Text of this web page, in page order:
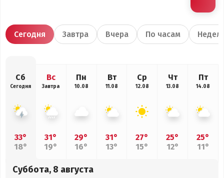
Сегодня Завтра Вчера По часам
Сб
Сегодня
33°
18°
Вс
Завтра
31°
19°
Пн
10.08
29°
16°
Вт
11.08
31°
13°
Ср
12.08
27°
15°
Чт
13.08
25°
12°
Пт
14.08
25°
11°
Суббота, 8 августа